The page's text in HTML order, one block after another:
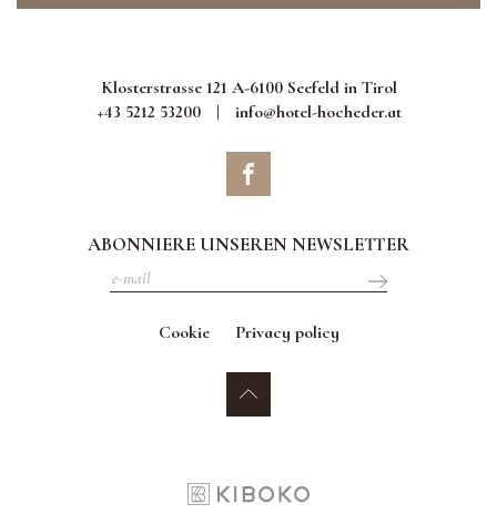
Klosterstrasse 121 A-6100 Seefeld in Tirol
+43 5212 53200
| info@hotel-hocheder.at
ABONNIERE UNSEREN NEWSLETTER
Cookie Privacy policy